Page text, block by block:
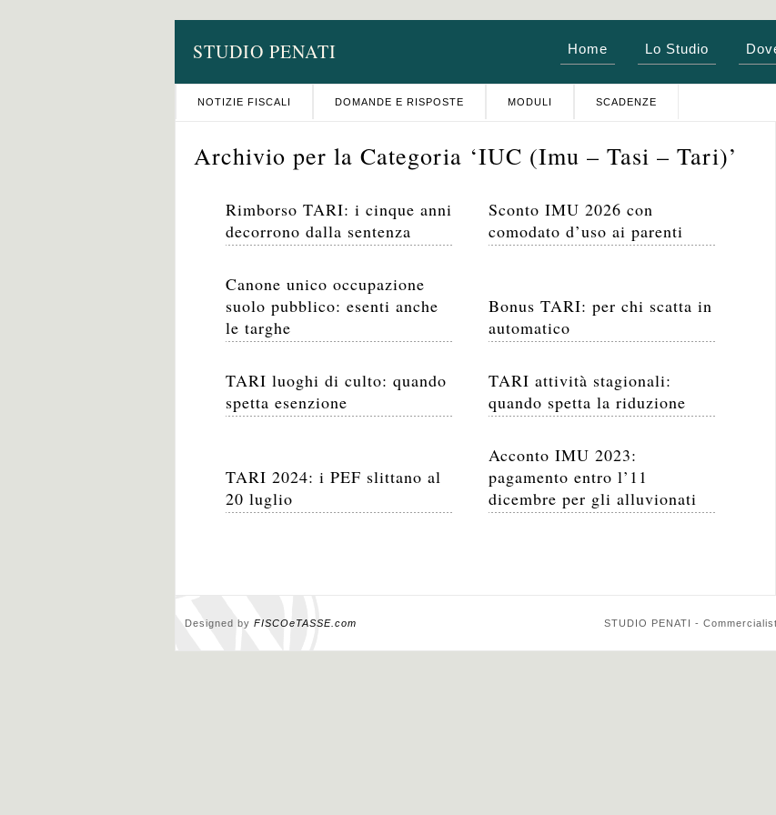
STUDIO PENATI Home Lo Studio
NOTIZIE FISCALI DOMANDE E RISPOSTE MODULI SCADENZE
Archivio per la Categoria ‘IUC (Imu – Tasi – Tari)’
Rimborso TARI: i cinque anni
decorrono dalla sentenza
Sconto IMU 2026 con
comodato d’uso ai parenti
Canone unico occupazione
suolo pubblico: esenti anche
le targhe
Bonus TARI: per chi scatta in
automatico
TARI luoghi di culto: quando
spetta esenzione
TARI attività stagionali:
quando spetta la riduzione
TARI 2024: i PEF slittano al
20 luglio
Acconto IMU 2023:
pagamento entro l’11
dicembre per gli alluvionati
Designed by FISCOeTASSE.com STUDIO PENATI -